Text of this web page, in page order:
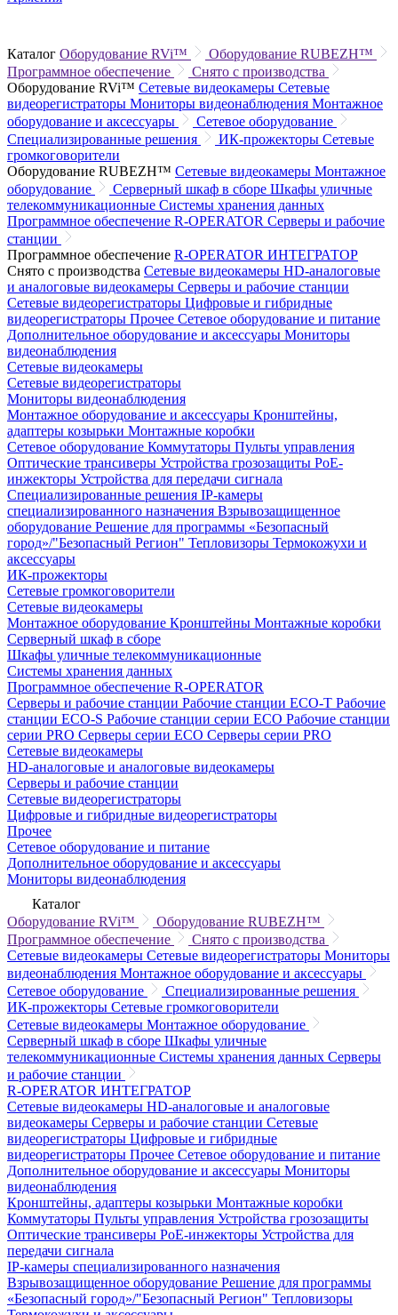
Каталог Оборудование RVi™
Оборудование RUBEZH™
Программное обеспечение
Снято с производства
Оборудование RVi™ Сетевые видеокамеры Сетевые
видеорегистраторы Мониторы видеонаблюдения Монтажное
оборудование и аксессуары
Сетевое оборудование
Специализированные решения
ИК-прожекторы Сетевые
громкоговорители
Оборудование RUBEZH™ Сетевые видеокамеры Монтажное
оборудование
Серверный шкаф в сборе Шкафы уличные
телекоммуникационные Системы хранения данных
Программное обеспечение R-OPERATOR Серверы и рабочие
станции
Программное обеспечение R-OPERATOR ИНТЕГРАТОР
Снято с производства Сетевые видеокамеры HD-аналоговые
и аналоговые видеокамеры Серверы и рабочие станции
Сетевые видеорегистраторы Цифровые и гибридные
видеорегистраторы Прочее Сетевое оборудование и питание
Дополнительное оборудование и аксессуары Мониторы
видеонаблюдения
Сетевые видеокамеры
Сетевые видеорегистраторы
Мониторы видеонаблюдения
Монтажное оборудование и аксессуары Кронштейны,
адаптеры козырьки Монтажные коробки
Сетевое оборудование Коммутаторы Пульты управления
Оптические трансиверы Устройства грозозащиты PoE-
инжекторы Устройства для передачи сигнала
Специализированные решения IP-камеры
специализированного назначения Взрывозащищенное
оборудование Решение для программы «Безопасный
город»/"Безопасный Регион" Тепловизоры Термокожухи и
аксессуары
ИК-прожекторы
Сетевые громкоговорители
Сетевые видеокамеры
Монтажное оборудование Кронштейны Монтажные коробки
Серверный шкаф в сборе
Шкафы уличные телекоммуникационные
Системы хранения данных
Программное обеспечение R-OPERATOR
Серверы и рабочие станции Рабочие станции ECO-T Рабочие
станции ECO-S Рабочие станции серии ECO Рабочие станции
серии PRO Серверы серии ECO Серверы серии PRO
Сетевые видеокамеры
HD-аналоговые и аналоговые видеокамеры
Серверы и рабочие станции
Сетевые видеорегистраторы
Цифровые и гибридные видеорегистраторы
Прочее
Сетевое оборудование и питание
Дополнительное оборудование и аксессуары
Мониторы видеонаблюдения
Каталог
Оборудование RVi™
Оборудование RUBEZH™
Программное обеспечение
Снято с производства
Сетевые видеокамеры Сетевые видеорегистраторы Мониторы
видеонаблюдения Монтажное оборудование и аксессуары
Сетевое оборудование
Специализированные решения
ИК-прожекторы Сетевые громкоговорители
Сетевые видеокамеры Монтажное оборудование
Серверный шкаф в сборе Шкафы уличные
телекоммуникационные Системы хранения данных Серверы
и рабочие станции
R-OPERATOR ИНТЕГРАТОР
Сетевые видеокамеры HD-аналоговые и аналоговые
видеокамеры Серверы и рабочие станции Сетевые
видеорегистраторы Цифровые и гибридные
видеорегистраторы Прочее Сетевое оборудование и питание
Дополнительное оборудование и аксессуары Мониторы
видеонаблюдения
Кронштейны, адаптеры козырьки Монтажные коробки
Коммутаторы Пульты управления Устройства грозозащиты
Оптические трансиверы PoE-инжекторы Устройства для
передачи сигнала
IP-камеры специализированного назначения
Взрывозащищенное оборудование Решение для программы
«Безопасный город»/"Безопасный Регион" Тепловизоры